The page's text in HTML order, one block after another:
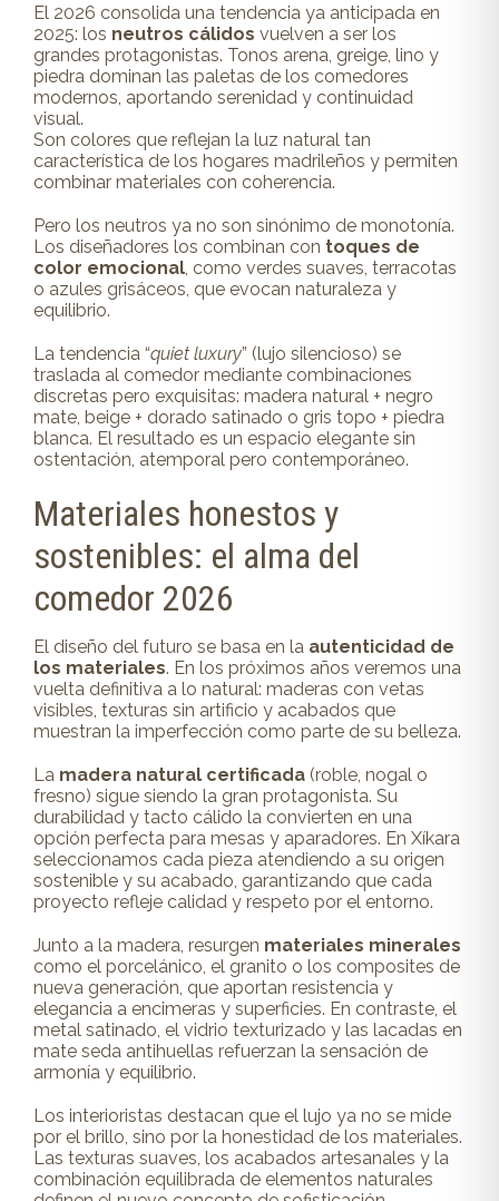
El 2026 consolida una tendencia ya anticipada en
2025: los neutros cálidos vuelven a ser los
grandes protagonistas. Tonos arena, greige, lino y
piedra dominan las paletas de los comedores
modernos, aportando serenidad y continuidad
visual.
Son colores que reflejan la luz natural tan
característica de los hogares madrileños y permiten
combinar materiales con coherencia.
Pero los neutros ya no son sinónimo de monotonía.
Los diseñadores los combinan con toques de
color emocional , como verdes suaves, terracotas
o azules grisáceos, que evocan naturaleza y
equilibrio.
La tendencia “quiet luxury” (lujo silencioso) se
traslada al comedor mediante combinaciones
discretas pero exquisitas: madera natural + negro
mate, beige + dorado satinado o gris topo + piedra
blanca. El resultado es un espacio elegante sin
ostentación, atemporal pero contemporáneo.
Materiales honestos y
sostenibles: el alma del
comedor 2026
El diseño del futuro se basa en la autenticidad de
los materiales. En los próximos años veremos una
vuelta definitiva a lo natural: maderas con vetas
visibles, texturas sin artificio y acabados que
muestran la imperfección como parte de su belleza.
La madera natural certificada (roble, nogal o
fresno) sigue siendo la gran protagonista. Su
durabilidad y tacto cálido la convierten en una
opción perfecta para mesas y aparadores. En Xíkara
seleccionamos cada pieza atendiendo a su origen
sostenible y su acabado, garantizando que cada
proyecto refleje calidad y respeto por el entorno.
Junto a la madera, resurgen materiales minerales
como el porcelánico, el granito o los composites de
nueva generación, que aportan resistencia y
elegancia a encimeras y superficies. En contraste, el
metal satinado, el vidrio texturizado y las lacadas en
mate seda antihuellas refuerzan la sensación de
armonía y equilibrio.
Los interioristas destacan que el lujo ya no se mide
por el brillo, sino por la honestidad de los materiales.
Las texturas suaves, los acabados artesanales y la
combinación equilibrada de elementos naturales